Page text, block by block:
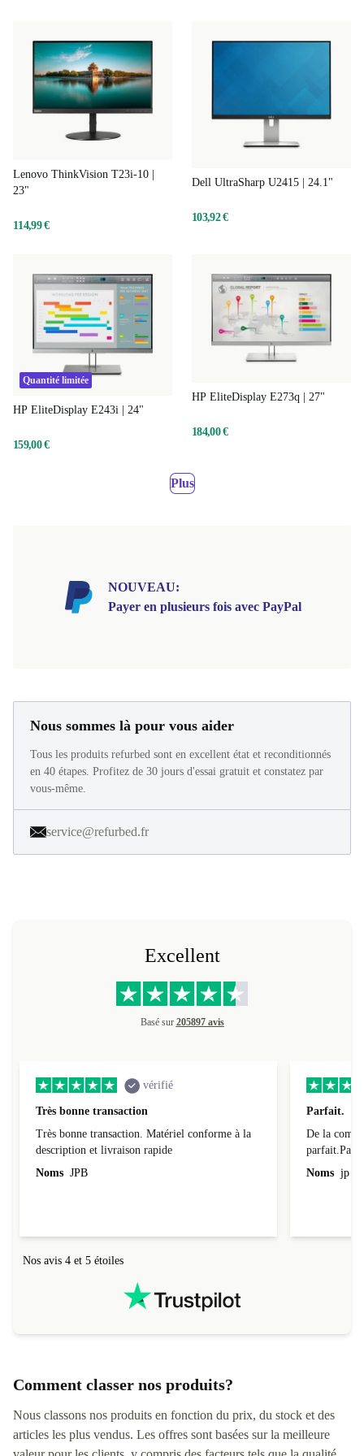
Lenovo ThinkVision T23i-10 |
23"
114,99 €
Dell UltraSharp U2415 | 24.1"
103,92 €
Quantité limitée
HP EliteDisplay E243i | 24"
159,00 €
HP EliteDisplay E273q | 27"
184,00 €
Plus
NOUVEAU:
Payer en plusieurs fois avec PayPal
Nous sommes là pour vous aider
Tous les produits refurbed sont en excellent état et reconditionnés
en 40 étapes. Profitez de 30 jours d'essai gratuit et constatez par
vous-même.
service@refurbed.fr
Excellent
Basé sur 205897 avis
vérifié
Très bonne transaction
Très bonne transaction. Matériel conforme à la
description et livraison rapide
Noms JPB
Parfait.
De la
Noms jp
Nos avis 4 et 5 étoiles
Comment classer nos produits?
Nous classons nos produits en fonction du prix, du stock et des
articles les plus vendus. Les offres sont basées sur la meilleure